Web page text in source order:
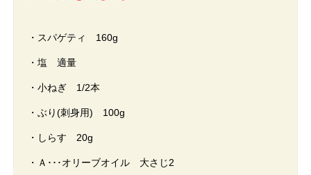
・スパゲティ 160g
・塩 適量
・小ねぎ 1/2本
・ぶり(刺身用) 100g
・しらす 20g
・Ａ･･･オリーブオイル 大さじ2